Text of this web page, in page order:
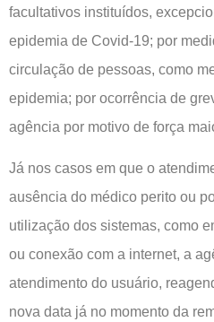
facultativos instituídos,
epidemia de Covid-19; por
circulação de pessoas, como
epidemia; por ocorrência de
agência por motivo de força
Já nos casos em que o
ausência do médico perito ou
utilização dos sistemas, como
ou conexão com a internet, a
atendimento do usuário,
nova data já no momento da